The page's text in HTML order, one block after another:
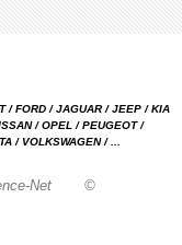
/ FORD / JAGUAR / JEEP / KIA
/ OPEL / PEUGEOT /
/ VOLKSWAGEN / ...
Net ©